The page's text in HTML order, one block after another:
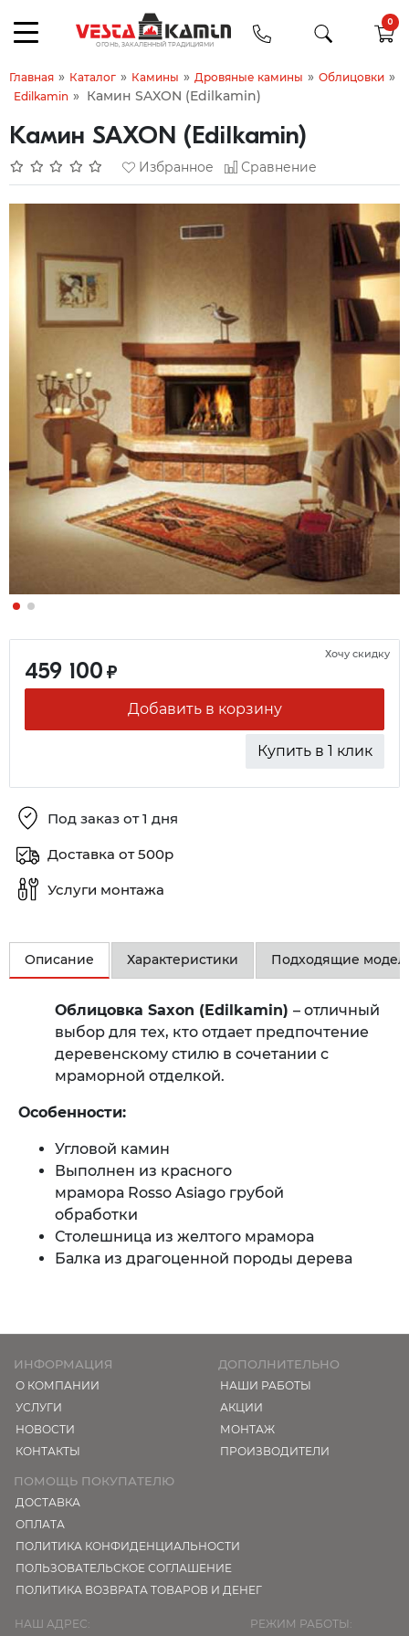
0
Главная » Каталог » Камины » Дровяные камины » Облицовки »
Edilkamin » Камин SAXON (Edilkamin)
Камин SAXON (Edilkamin)
Избранное Сравнение
459 100 ₽
Добавить в корзину
Купить в 1 клик
Хочу скидку
Под заказ от 1 дня
Доставка от 500р
Услуги монтажа
Описание Характеристики Подходящие
Облицовка Saxon (Edilkamin) – отличный
выбор для тех, кто отдает предпочтение
деревенскому стилю в сочетании с
мраморной отделкой.
Особенности:
Угловой камин
Выполнен из красного
мрамора Rosso Asiago грубой
обработки
Столешница из желтого мрамора
Балка из драгоценной породы дерева
ИНФОРМАЦИЯ
О КОМПАНИИ
УСЛУГИ
НОВОСТИ
КОНТАКТЫ
ДОПОЛНИТЕЛЬНО
НАШИ РАБОТЫ
АКЦИИ
МОНТАЖ
ПРОИЗВОДИТЕЛИ
ПОМОЩЬ ПОКУПАТЕЛЮ
ДОСТАВКА
ОПЛАТА
ПОЛИТИКА КОНФИДЕНЦИАЛЬНОСТИ
ПОЛЬЗОВАТЕЛЬСКОЕ СОГЛАШЕНИЕ
ПОЛИТИКА ВОЗВРАТА ТОВАРОВ И ДЕНЕГ
НАШ АДРЕС:
РЕЖИМ РАБОТЫ: